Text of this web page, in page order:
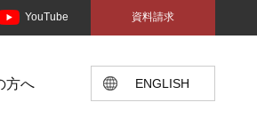
YouTube 資料請求
方へ ENGLISH